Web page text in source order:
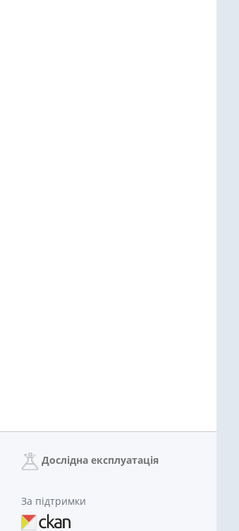
Дослідна експлуатація
За підтримки